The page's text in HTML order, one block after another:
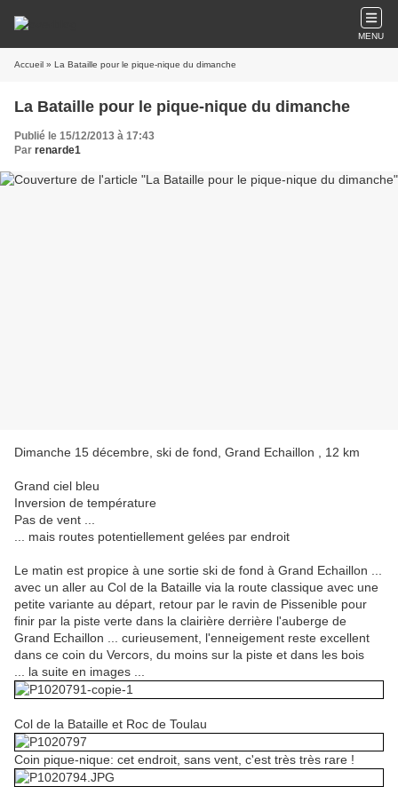
MENU
Accueil » La Bataille pour le pique-nique du dimanche
La Bataille pour le pique-nique du dimanche
Publié le 15/12/2013 à 17:43
Par renarde1
Dimanche 15 décembre, ski de fond, Grand Echaillon , 12 km
Grand ciel bleu
Inversion de température
Pas de vent ...
... mais routes potentiellement gelées par endroit
Le matin est propice à une sortie ski de fond à Grand Echaillon ...
avec un aller au Col de la Bataille via la route classique avec une
petite variante au départ, retour par le ravin de Pissenible pour
finir par la piste verte dans la clairière derrière l'auberge de
Grand Echaillon ... curieusement, l'enneigement reste excellent
dans ce coin du Vercors, du moins sur la piste et dans les bois
... la suite en images ...
Col de la Bataille et Roc de Toulau
Coin pique-nique: cet endroit, sans vent, c'est très très rare !